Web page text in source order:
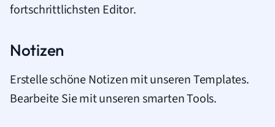
fortschrittlichsten Editor.
Notizen
Erstelle schöne Notizen mit unseren Templates.
Bearbeite Sie mit unseren smarten Tools.